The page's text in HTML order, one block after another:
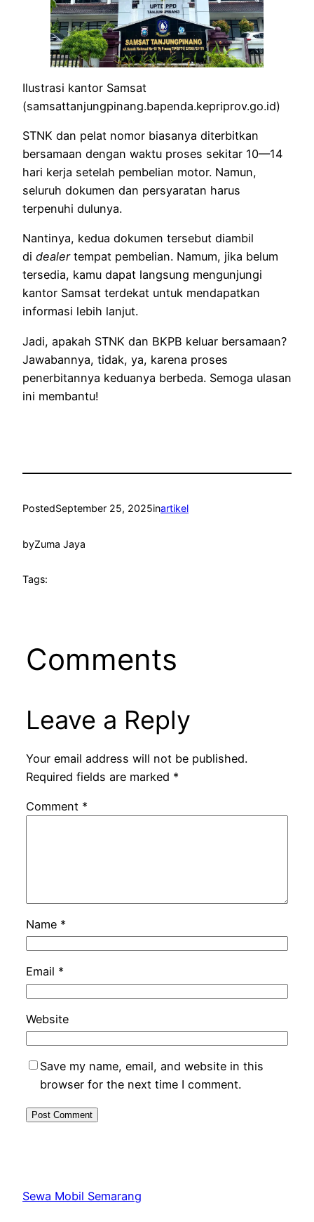
Ilustrasi kantor Samsat
(samsattanjungpinang.bapenda.kepriprov.go.id)
STNK dan pelat nomor biasanya diterbitkan
bersamaan dengan waktu proses sekitar 10—14
hari kerja setelah pembelian motor. Namun,
seluruh dokumen dan persyaratan harus
terpenuhi dulunya.
Nantinya, kedua dokumen tersebut diambil
di dealertempat pembelian. Namum, jika belum
tersedia, kamu dapat langsung mengunjungi
kantor Samsat terdekat untuk mendapatkan
informasi lebih lanjut.
Jadi, apakah STNK dan BKPB keluar bersamaan?
Jawabannya, tidak, ya, karena proses
penerbitannya keduanya berbeda. Semoga ulasan
ini membantu!
PostedSeptember 25, 2025inartikel
byZuma Jaya
Tags:
Comments
Leave a Reply
Your email address will not be published.
Required fields are marked *
Comment *
Name *
Email *
Website
Save my name, email, and website in this
browser for the next time I comment.
Sewa Mobil Semarang